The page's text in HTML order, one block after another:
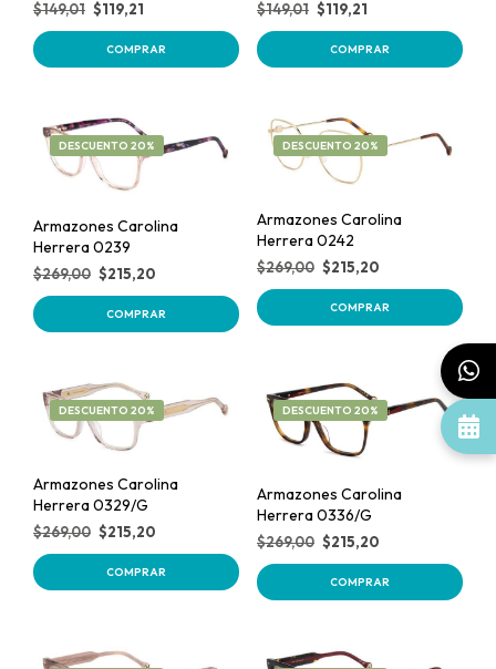
$149,01 $119,21
COMPRAR
$149,01 $119,21
COMPRAR
DESCUENTO 20%
Armazones Carolina
Herrera 0239
$269,00 $215,20
COMPRAR
DESCUENTO 20%
Armazones Carolina
Herrera 0242
$269,00 $215,20
COMPRAR
DESCUENTO 20%
Armazones Carolina
Herrera 0329/G
$269,00 $215,20
COMPRAR
DESCUENTO 20%
Armazones Carolina
Herrera 0336/G
$269,00 $215,20
COMPRAR